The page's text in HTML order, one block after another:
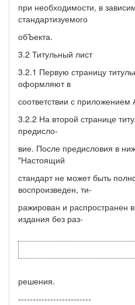
при необходимости, в
стандартизуемого
обЪекта.
3.2 Титульный лист
3.2.1 Первую страницу
оформляют в
соответствии с приложением
3.2.2 На второй странице
предисло-
вие. После предисловия в
"Настоящий
стандарт не может быть
воспроизведен, ти-
ражирован и распространен
издания без раз-
решения.
-------------------------